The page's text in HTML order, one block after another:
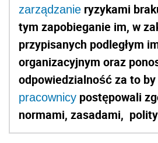
zarządzanie ryzykami
tym zapobieganie im, w
przypisanych podległym
organizacyjnym oraz
odpowiedzialność za to
pracownicy postępowali
normami, zasadami,